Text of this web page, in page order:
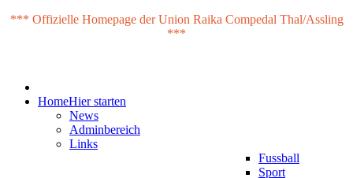
*** Offizielle Homepage der Union Raika Compedal Thal/Assling
***
HomeHier starten
News
Adminbereich
Links
Fussball
Sport